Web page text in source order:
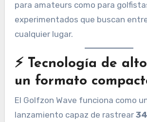
para amateurs como para
experimentados que buscan
cualquier lugar.
⚡ Tecnología de
un formato
El Golfzon Wave funciona como
lanzamiento capaz de rastrear